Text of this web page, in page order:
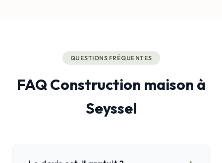
QUESTIONS FRÉQUENTES
FAQ Construction maison à
Seyssel